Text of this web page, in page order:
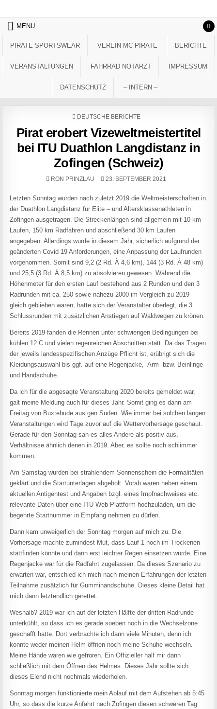
MENU
PIRATE-SPORTSWEAR VEREIN MC PIRATE BERICHTE
VERANSTALTUNGEN FAHRRAD NOTARZT IMPRESSUM
DATENSCHUTZ – INTERN –
POSTED IN
DEUTSCHE BERICHTE
Pirat erobert Vizeweltmeistertitel
bei ITU Duathlon Langdistanz in
Zofingen (Schweiz)
AUTHOR:
RON PRINZLAU PUBLISHED DATE:
23. SEPTEMBER 2021
Letzten Sonntag wurden nach zuletzt 2019 die Weltmeisterschaften in
der Duathlon Langdistanz für Elite – und Altersklassenathleten in
Zofingen ausgetragen. Die Streckenlängen sind allgemein mit 10 km
Laufen, 150 km Radfahren und abschließend 30 km Laufen
angegeben. Allerdings wurde in diesem Jahr, sicherlich aufgrund der
geänderten Covid 19 Anforderungen, eine Anpassung der Laufrunden
vorgenommen. Somit sind 9,2 (2 Rd. À 4,6 km), 144 (3 Rd. À 48 km)
und 25,5 (3 Rd. À 8,5 km) zu absolvieren gewesen. Während die
Höhenmeter für den ersten Lauf bestehend aus 2 Runden und den 3
Radrunden mit ca. 250 sowie nahezu 2000 im Vergleich zu 2019
gleich geblieben waren, hatte sich der Veranstalter überlegt, die 3
Schlussrunden mit zusätzlichen Anstiegen auf Waldwegen zu krönen.
Bereits 2019 fanden die Rennen unter schwierigen Bedingungen bei
kühlen 12 C und vielen regenreichen Abschnitten statt. Da das Tragen
der jeweils landesspezifischen Anzüge Pflicht ist, erübrigt sich die
Kleidungsauswahl bis ggf. auf eine Regenjacke, Arm- bzw. Beinlinge
und Handschuhe.
Da ich für die abgesagte Veranstaltung 2020 bereits gemeldet war,
galt meine Meldung auch für dieses Jahr. Somit ging es dann am
Freitag von Buxtehude aus gen Süden. Wie immer bei solchen langen
Veranstaltungen wird Tage zuvor auf die Wettervorhersage geschaut.
Gerade für den Sonntag sah es alles Andere als positiv aus,
Verhältnisse ähnlich denen in 2019. Aber, es sollte noch schlimmer
kommen.
Am Samstag wurden bei strahlendem Sonnenschein die Formalitäten
geklärt und die Startunterlagen abgeholt. Vorab waren neben einem
aktuellen Antigentest und Angaben bzgl. eines Impfnachweises etc.
relevante Daten über eine ITU Web Plattform hochzuladen, um die
begehrte Startnummer in Empfang nehmen zu dürfen.
Dann kam unweigerlich der Sonntag morgen auf mich zu. Die
Vorhersage machte zumindest Mut, dass Lauf 1 noch im Trockenen
stattfinden könnte und dann erst leichter Regen einsetzen würde. Eine
Regenjacke war für die Radfahrt zugelassen. Da dieses Szenario zu
erwarten war, entschied ich mich nach meinen Erfahrungen der letzten
Teilnahme zusätzlich für Gummihandschuhe. Dieses kleine Detail hat
mich dann letztendlich gerettet.
Weshalb? 2019 war ich auf der letzten Hälfte der dritten Radrunde
unterkühlt, so dass ich es gerade soeben noch in die Wechselzone
geschafft hatte. Dort verbrachte ich dann viele Minuten, denn ich
konnte weder meinen Helm öffnen noch meine Schuhe wechseln.
Meine Hände waren wie gefroren. Ein Offizieller half mir dann
schließlich mit dem Öffnen des Helmes. Dieses Jahr sollte sich
dieses Elend nicht nochmals wiederholen.
Sonntag morgen funktionierte mein Ablauf mit dem Aufstehen ab 5:45
Uhr, so dass die kurze Anfahrt nach Zofingen diesen schweren Tag